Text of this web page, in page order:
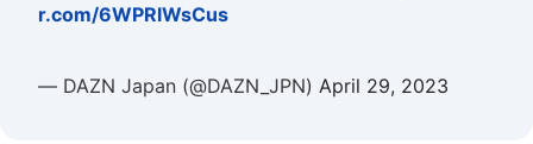
r.com/6WPRlWsCus
— DAZN Japan (@DAZN_JPN) April 29, 2023